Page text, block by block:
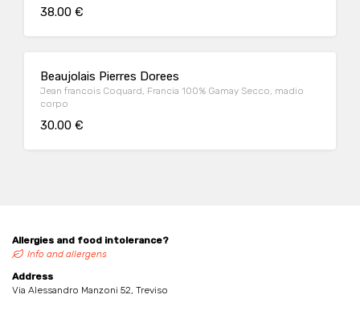
38.00 €
Beaujolais Pierres Dorees
Jean francois Coquard, Francia 100% Gamay Secco, madio
corpo
30.00 €
Allergies and food intolerance?
Info and allergens
Address
Via Alessandro Manzoni 52, Treviso